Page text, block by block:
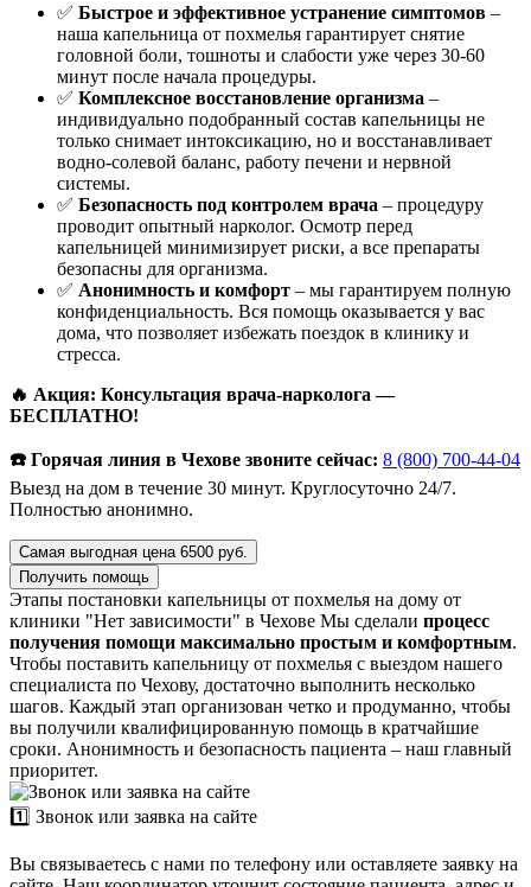
✅ Быстрое и эффективное устранение симптомов –
наша капельница от похмелья гарантирует снятие
головной боли, тошноты и слабости уже через 30-60
минут после начала процедуры.
✅ Комплексное восстановление организма –
индивидуально подобранный состав капельницы не
только снимает интоксикацию, но и восстанавливает
водно-солевой баланс, работу печени и нервной
системы.
✅ Безопасность под контролем врача – процедуру
проводит опытный нарколог. Осмотр перед
капельницей минимизирует риски, а все препараты
безопасны для организма.
✅ Анонимность и комфорт – мы гарантируем полную
конфиденциальность. Вся помощь оказывается у вас
дома, что позволяет избежать поездок в клинику и
стресса.
🔥 Акция: Консультация врача-нарколога —
БЕСПЛАТНО!
☎️ Горячая линия в Чехове звоните сейчас: 8 (800) 700-44-04
Выезд на дом в течение 30 минут. Круглосуточно 24/7.
Полностью анонимно.
Самая выгодная цена 6500 руб.
Получить помощь
Этапы постановки капельницы от похмелья на дому от
клиники "Нет зависимости" в Чехове Мы сделали процесс
получения помощи максимально простым и комфортным.
Чтобы поставить капельницу от похмелья с выездом нашего
специалиста по Чехову, достаточно выполнить несколько
шагов. Каждый этап организован четко и продуманно, чтобы
вы получили квалифицированную помощь в кратчайшие
сроки. Анонимность и безопасность пациента – наш главный
приоритет.
1️⃣ Звонок или заявка на сайте
Вы связываетесь с нами по телефону или оставляете заявку на